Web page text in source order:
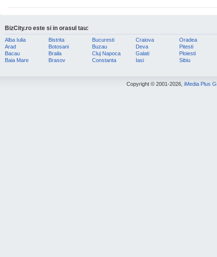
BizCity.ro este si in orasul tau:
Alba Iulia
Arad
Bacau
Baia Mare
Bistrita
Botosani
Braila
Brasov
Bucuresti
Buzau
Cluj Napoca
Constanta
Craiova
Deva
Galati
Iasi
Oradea
Pitesti
Ploiesti
Sibiu
Copyright © 2001-2026, iMedia Plus